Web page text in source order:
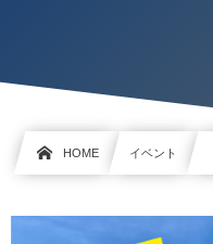
HOME イベント